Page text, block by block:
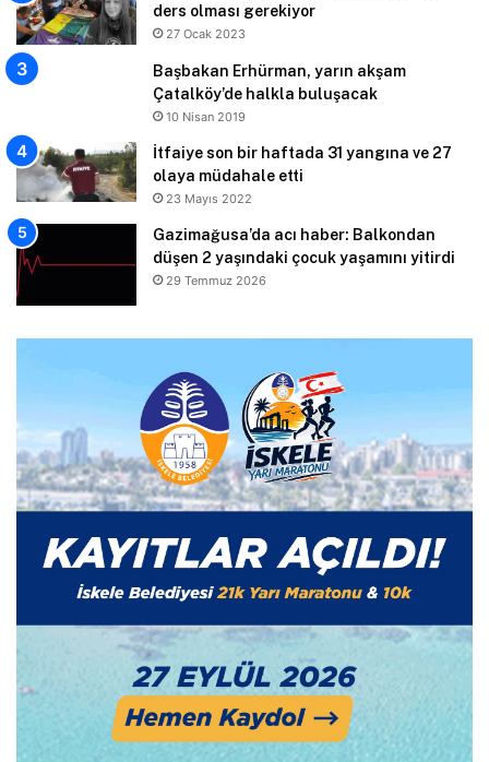
ders olması gerekiyor
27 Ocak 2023
Başbakan Erhürman, yarın akşam
Çatalköy’de halkla buluşacak
10 Nisan 2019
İtfaiye son bir haftada 31 yangına ve 27
olaya müdahale etti
23 Mayıs 2022
Gazimağusa’da acı haber: Balkondan
düşen 2 yaşındaki çocuk yaşamını yitirdi
29 Temmuz 2026